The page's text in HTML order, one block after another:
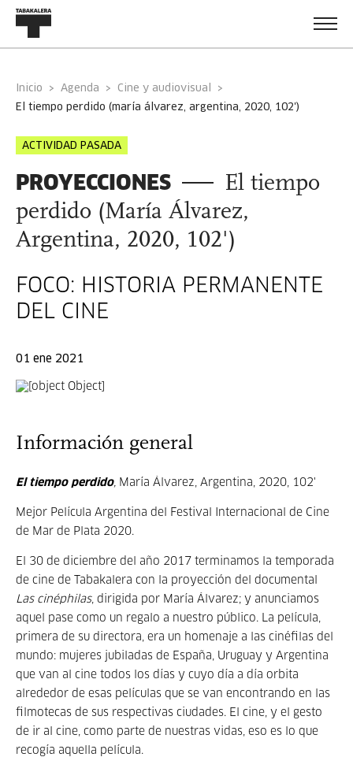
Inicio Agenda
Cine y audiovisual
el tiempo perdido (maría álvarez, argentina, 2020, 102')
ACTIVIDAD PASADA
PROYECCIONES
El tiempo
perdido (María Álvarez,
Argentina, 2020, 102')
FOCO: HISTORIA PERMANENTE
DEL CINE
01 ene 2021
Información general
El tiempo perdido, María Álvarez, Argentina, 2020, 102'
Mejor Película Argentina del Festival Internacional de Cine
de Mar de Plata 2020.
El 30 de diciembre del año 2017 terminamos la temporada
de cine de Tabakalera con la proyección del documental
Las cinéphilas, dirigida por María Álvarez; y anunciamos
aquel pase como un regalo a nuestro público. La película,
primera de su directora, era un homenaje a las cinéfilas del
mundo: mujeres jubiladas de España, Uruguay y Argentina
que van al cine todos los días y cuyo día a día orbita
alrededor de esas películas que se van encontrando en las
filmotecas de sus respectivas ciudades. El cine, y el gesto
de ir al cine, como parte de nuestras vidas, eso es lo que
recogía aquella película.